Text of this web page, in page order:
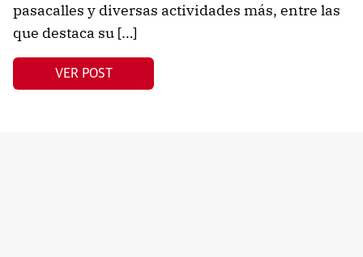
pasacalles y diversas actividades más, entre las
que destaca su […]
VER POST